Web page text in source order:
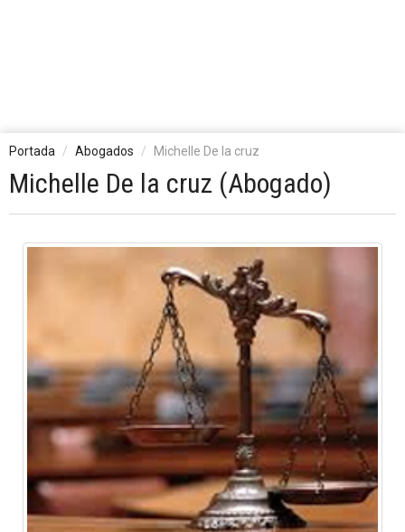
Portada Abogados Michelle De la cruz
Michelle De la cruz (Abogado)